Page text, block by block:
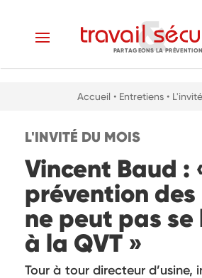
PARTAGEONS LA PRÉVENTION
Accueil • Entretiens •
L'INVITÉ DU MOIS
Vincent Baud :
prévention des
ne peut pas
à la QVT »
Tour à tour directeur d’usine,